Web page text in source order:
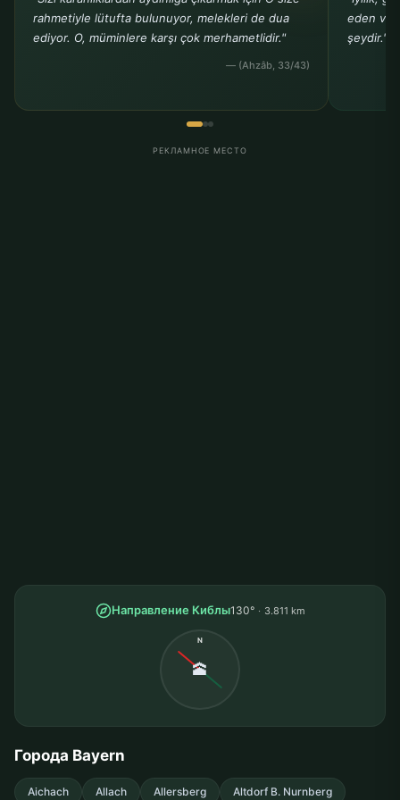
rahmetiyle lütufta bulunuyor, melekleri de dua
ediyor. O, müminlere karşı çok merhametlidir."
— (Ahzâb, 33/43)
eden ve
şeydir."
РЕКЛАМНОЕ МЕСТО
Направление Киблы130° 3.811 km
N
🕋
Города Bayern
Aichach Allach Allersberg Altdorf B. Nurnberg